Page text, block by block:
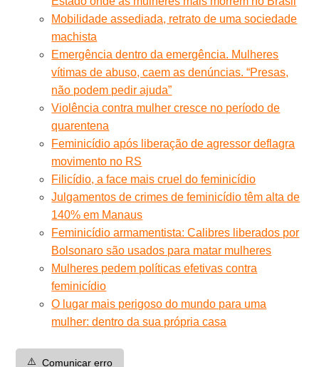
Mobilidade assediada, retrato de uma sociedade
machista
Emergência dentro da emergência. Mulheres
vítimas de abuso, caem as denúncias. “Presas,
não podem pedir ajuda”
Violência contra mulher cresce no período de
quarentena
Feminicídio após liberação de agressor deflagra
movimento no RS
Filicídio, a face mais cruel do feminicídio
Julgamentos de crimes de feminicídio têm alta de
140% em Manaus
Feminicídio armamentista: Calibres liberados por
Bolsonaro são usados para matar mulheres
Mulheres pedem políticas efetivas contra
feminicídio
O lugar mais perigoso do mundo para uma
mulher: dentro da sua própria casa
⚠️ Comunicar erro